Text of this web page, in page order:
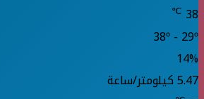
38
℃
38º - 29º
14%
5.47 كيلومتر/ساعة